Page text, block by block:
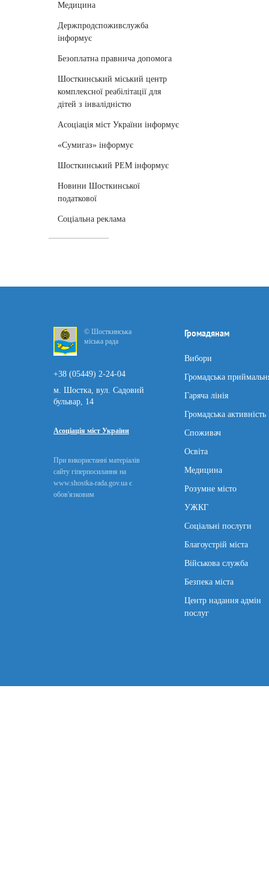
Медицина
Держпродспоживслужба
інформує
Безоплатна правнича допомога
Шосткинський міський центр
комплексної реабілітації для
дітей з інвалідністю
Асоціація міст України інформує
«Сумигаз» інформує
Шосткинський РЕМ інформує
Новини Шосткинської
податкової
Соціальна реклама
© Шосткинська
міська рада
+38 (05449) 2-24-04
м. Шостка, вул. Садовий
бульвар, 14
Асоціація міст України
При використанні матеріалів
сайту гіперпосилання на
www.shostka-rada.gov.ua є
обов'язковим
Громадянам
Вибори
Громадська
Гаряча лінія
Громадська активність
Споживач
Освіта
Медицина
Розумне місто
УЖКГ
Соціальні послуги
Благоустрій міста
Військова служба
Безпека міста
Центр надання адмін
послуг